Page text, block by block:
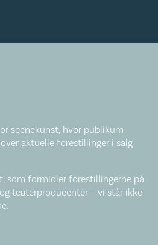
scenekunst, hvor publikum
aktuelle forestillinger i salg
som formidler forestillingerne på
teaterproducenter – vi står ikke